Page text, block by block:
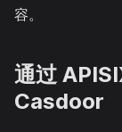
容。
通过
Casdoor